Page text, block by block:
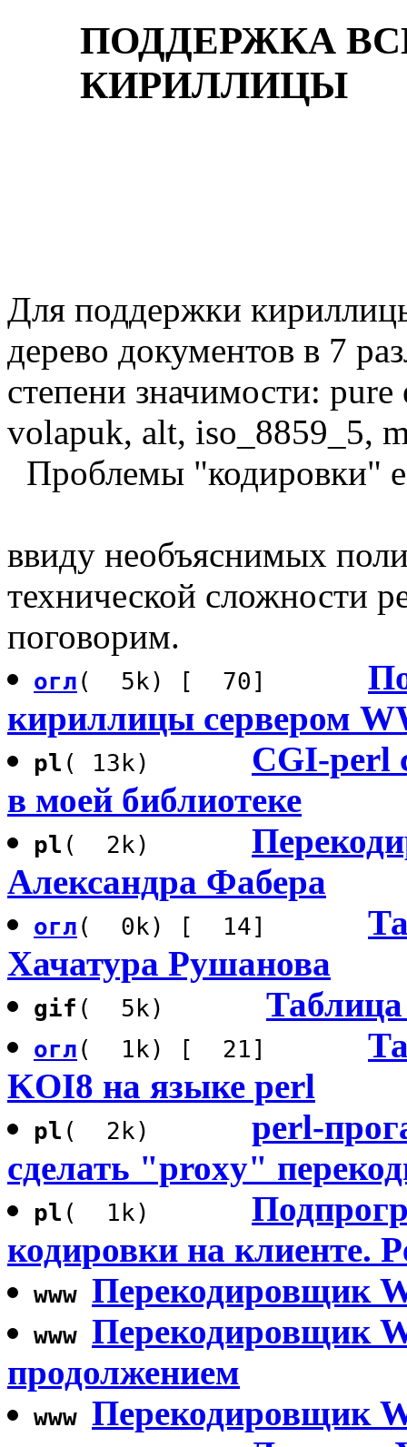
ПОДДЕРЖКА
КИРИЛЛИЦЫ
Для поддержки
дерево документов в 7
степени значимости:
volapuk, alt, iso_8859_5,
Проблемы "кодировки"
ввиду необъяснимых
технической сложности
поговорим.
огл( 5k) [ 70]
кириллицы сервером
pl ( 13k) CGI-perl
в моей библиотеке
pl ( 2k)
Александра Фабера
огл( 0k) [ 14]
Хачатура Рушанова
gif ( 5k)
огл( 1k) [ 21]
KOI8 на языке perl
pl ( 2k) perl-
сделать "proxy"
pl ( 1k)
кодировки на клиенте.
www Перекодировщик
www Перекодировщик
продолжением
www Перекодировщик